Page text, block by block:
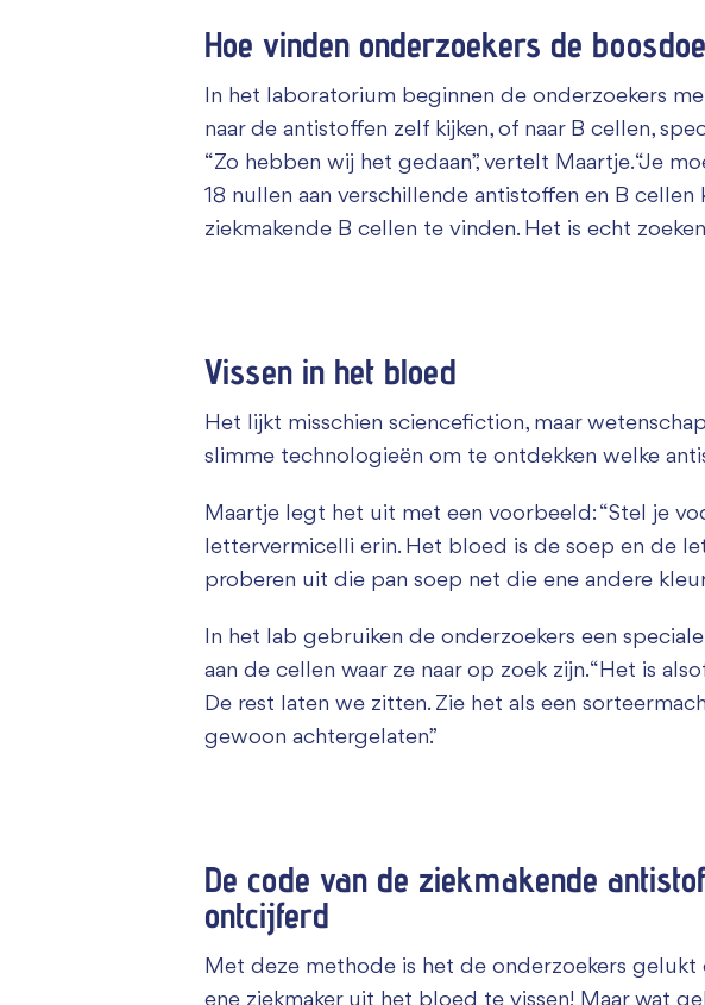
Hoe vinden onderzoekers de
In het laboratorium beginnen de onderzoekers
naar de antistoffen zelf kijken, of naar B cellen,
“Zo hebben wij het gedaan”, vertelt Maartje. “Je
18 nullen aan verschillende antistoffen en B
ziekmakende B cellen te vinden. Het is echt
Vissen in het bloed
Het lijkt misschien sciencefiction, maar
slimme technologieën om te ontdekken welke
Maartje legt het uit met een voorbeeld: “Stel je
lettervermicelli erin. Het bloed is de soep en de
proberen uit die pan soep net die ene andere
In het lab gebruiken de onderzoekers een
aan de cellen waar ze naar op zoek zijn. “Het is
De rest laten we zitten. Zie het als een
gewoon achtergelaten.”
De code van de ziekmakende antistof
ontcijferd
Met deze methode is het de onderzoekers gelukt
ene ziekmaker uit het bloed te vissen! Maar wat